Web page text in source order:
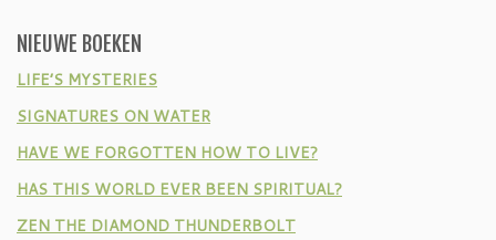
NIEUWE BOEKEN
LIFE’S MYSTERIES
SIGNATURES ON WATER
HAVE WE FORGOTTEN HOW TO LIVE?
HAS THIS WORLD EVER BEEN SPIRITUAL?
ZEN THE DIAMOND THUNDERBOLT